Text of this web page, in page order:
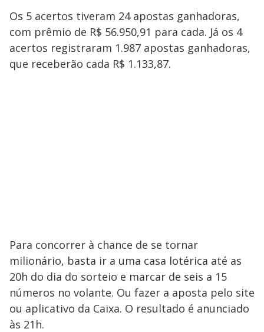
Os 5 acertos tiveram 24 apostas ganhadoras,
com prêmio de R$ 56.950,91 para cada. Já os 4
acertos registraram 1.987 apostas ganhadoras,
que receberão cada R$ 1.133,87.
Para concorrer à chance de se tornar
milionário, basta ir a uma casa lotérica até as
20h do dia do sorteio e marcar de seis a 15
números no volante. Ou fazer a aposta pelo site
ou aplicativo da Caixa. O resultado é anunciado
às 21h.